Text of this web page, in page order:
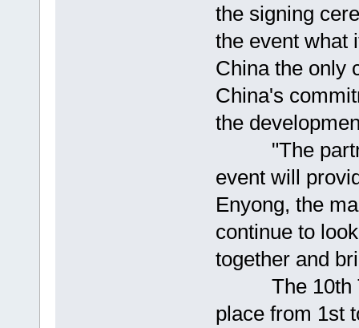
the signing
the event what
China the only
China's
the
"The
event will
Enyong, the
continue to
together and
The 10th
place from 1st